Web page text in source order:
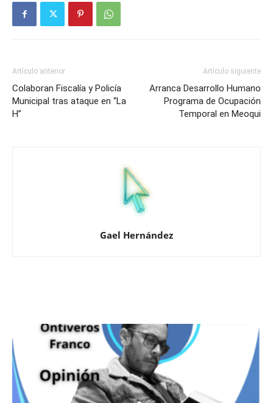
Artículo anterior
Colaboran Fiscalía y Policía
Municipal tras ataque en “La
H”
Artículo siguiente
Arranca Desarrollo Humano
Programa de Ocupación
Temporal en Meoqui
Gael Hernández